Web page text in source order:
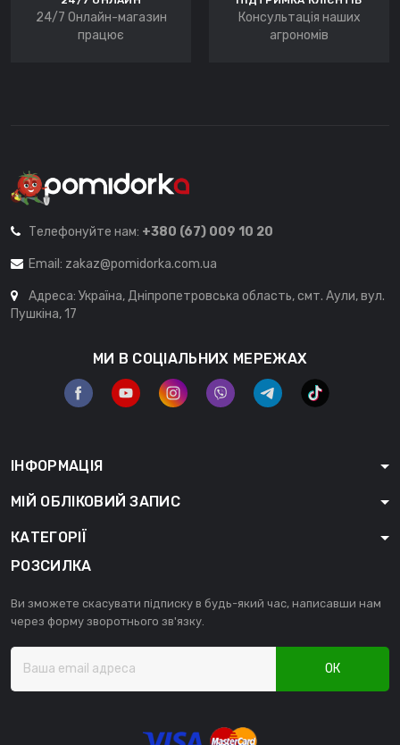
24/7 Онлайн-магазин
працює
Консультація наших
агрономів
Телефонуйте нам: +380 (67) 009 10 20
Email: zakaz@pomidorka.com.ua
Адреса: Україна, Дніпропетровська область, смт. Аули, вул.
Пушкіна, 17
МИ В СОЦІАЛЬНИХ МЕРЕЖАХ
ІНФОРМАЦІЯ
МІЙ ОБЛІКОВИЙ ЗАПИС
КАТЕГОРІЇ
РОЗСИЛКА
Ви зможете скасувати підписку в будь-який час, написавши нам
через форму зворотнього зв'язку.
ОК